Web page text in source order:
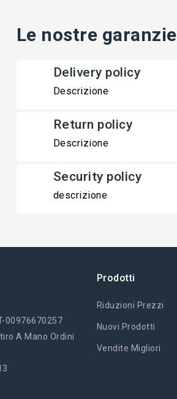
Le nostre garanzie
Delivery policy
Descrizione
Return policy
Descrizione
Security policy
descrizione
00976670257
A Mano Ordini
Prodotti
Riduzioni Prezzi
Nuovi Prodotti
Vendite Migliori